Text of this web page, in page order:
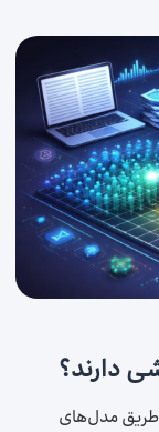
دارند؟
طریق مدل‌های